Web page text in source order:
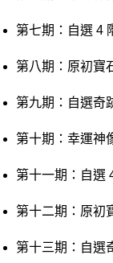
第七期：自選 4
第八期：原初寶
第九期：自選奇
第十期：幸運神
第十一期：自選
第十二期：原初
第十三期：自選